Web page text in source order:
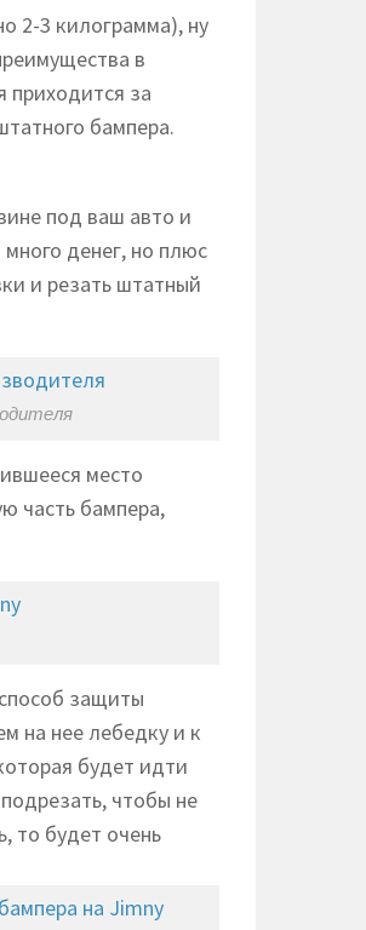
2-3 килограмма), ну
в
приходится за
бампера.
под ваш авто и
денег, но плюс
и резать штатный
место
часть бампера,
защиты
на нее лебедку и к
будет идти
чтобы не
то будет очень